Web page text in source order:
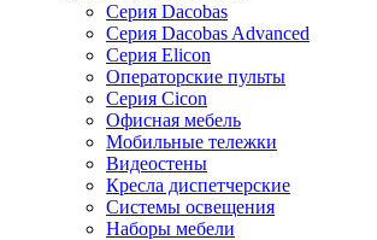
Серия Dacobas
Серия Dacobas Advanced
Серия Elicon
Операторские пульты
Серия Cicon
Офисная мебель
Мобильные тележки
Видеостены
Кресла диспетчерские
Системы освещения
Наборы мебели